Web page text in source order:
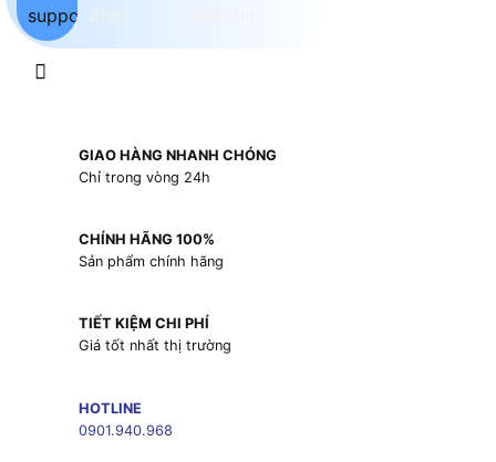
GIAO HÀNG NHANH CHÓNG
Chỉ trong vòng 24h
CHÍNH HÃNG 100%
Sản phẩm chính hãng
TIẾT KIỆM CHI PHÍ
Giá tốt nhất thị trường
HOTLINE
0901.940.968